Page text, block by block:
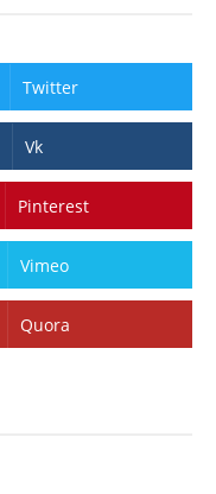
Twitter
Vk
Pinterest
Vimeo
Quora